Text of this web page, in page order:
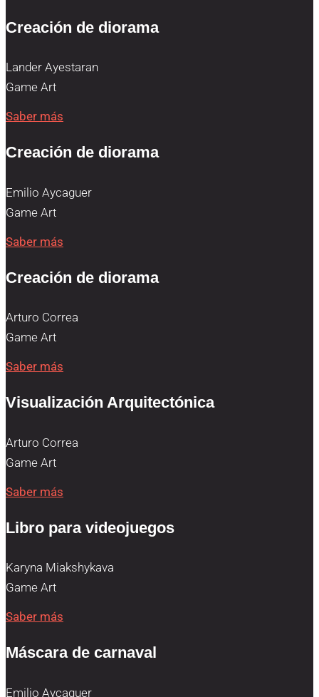
Creación de diorama
Lander Ayestaran
Game Art
Saber más
Creación de diorama
Emilio Aycaguer
Game Art
Saber más
Creación de diorama
Arturo Correa
Game Art
Saber más
Visualización Arquitectónica
Arturo Correa
Game Art
Saber más
Libro para videojuegos
Karyna Miakshykava
Game Art
Saber más
Máscara de carnaval
Emilio Aycaguer